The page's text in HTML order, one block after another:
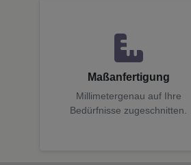
Maßanfertigung
Millimetergenau auf Ihre
Bedürfnisse zugeschnitten.